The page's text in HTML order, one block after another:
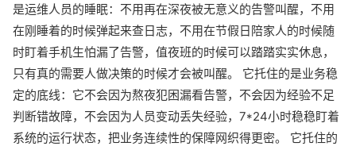
是运维人员的睡眠：不用再在深夜被无意义的告警叫醒，不用
在刚睡着的时候弹起来查日志，不用在节假日陪家人的时候随
时盯着手机生怕漏了告警，值夜班的时候可以踏踏实实休息，
只有真的需要人做决策的时候才会被叫醒。 它托住的是业务稳
定的底线：它不会因为熬夜犯困漏看告警，不会因为经验不足
判断错故障，不会因为人员变动丢失经验，7*24小时稳稳盯着
系统的运行状态，把业务连续性的保障网织得更密。 它托住的